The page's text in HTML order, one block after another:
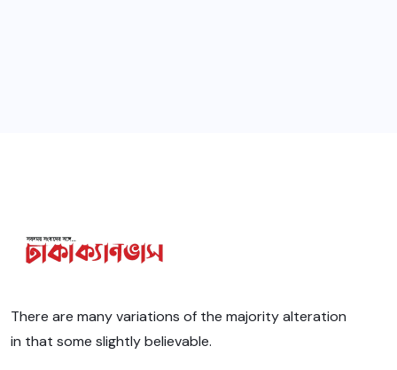
There are many variations of the majority alteration
in that some slightly believable.